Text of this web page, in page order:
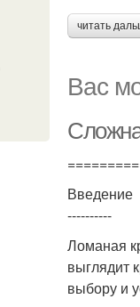
читать
Вас
Введение
----------
Ломаная
выглядит
выбору и